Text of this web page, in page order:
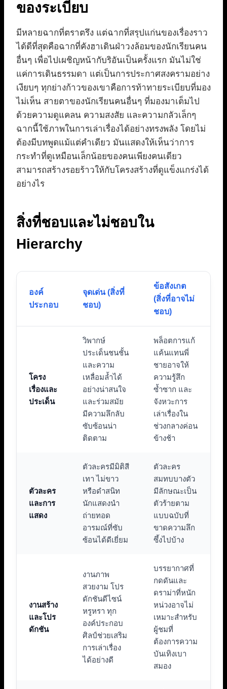
ของระเบียบ
มีหลายฉากที่ตราตรึง แต่ฉากที่สรุปแก่นของเรื่องราว
ได้ดีที่สุดคือฉากที่คังฮาเดินฝ่าวงล้อมของนักเรียนคน
อื่นๆ เพื่อไปเผชิญหน้ากับริอันเป็นครั้งแรก มันไม่ใช่
แค่การเดินธรรมดา แต่เป็นการประกาศสงครามอย่าง
เงียบๆ ทุกย่างก้าวของเขาคือการท้าทายระเบียบที่มอง
ไม่เห็น สายตาของนักเรียนคนอื่นๆ ที่มองมาเต็มไป
ด้วยความดูแคลน ความสงสัย และความกลัวเล็กๆ
ฉากนี้ใช้ภาพในการเล่าเรื่องได้อย่างทรงพลัง โดยไม่
ต้องมีบทพูดแม้แต่คำเดียว มันแสดงให้เห็นว่าการ
กระทำที่ดูเหมือนเล็กน้อยของคนเพียงคนเดียว
สามารถสร้างรอยร้าวให้กับโครงสร้างที่ดูแข็งแกร่งได้
อย่างไร
สิ่งที่ชอบและไม่ชอบใน
Hierarchy
องค์
ประกอบ
จุดเด่น (สิ่งที่
ชอบ)
ข้อสังเกต
(สิ่งที่อาจไม่
ชอบ)
โครง
เรื่องและ
ประเด็น
วิพากษ์
ประเด็นชนชั้น
และความ
เหลื่อมล้ำได้
อย่างน่าสนใจ
และร่วมสมัย
มีความลึกลับ
ซับซ้อนน่า
ติดตาม
พล็อตการแก้
แค้นแทนพี่
ชายอาจให้
ความรู้สึก
ซ้ำซาก และ
จังหวะการ
เล่าเรื่องใน
ช่วงกลางค่อน
ข้างช้า
ตัวละคร
และการ
แสดง
ตัวละครมีมิติสี
เทา ไม่ขาว
หรือดำสนิท
นักแสดงนำ
ถ่ายทอด
อารมณ์ที่ซับ
ซ้อนได้ดีเยี่ยม
ตัวละคร
สมทบบางตัว
มีลักษณะเป็น
ตัวร้ายตาม
แบบฉบับที่
ขาดความลึก
ซึ้งไปบ้าง
งานสร้าง
และโปร
ดักชัน
งานภาพ
สวยงาม โปร
ดักชันดีไซน์
หรูหรา ทุก
องค์ประกอบ
ศิลป์ช่วยเสริม
การเล่าเรื่อง
ได้อย่างดี
บรรยากาศที่
กดดันและ
ดราม่าที่หนัก
หน่วงอาจไม่
เหมาะสำหรับ
ผู้ชมที่
ต้องการความ
บันเทิงเบา
สมอง